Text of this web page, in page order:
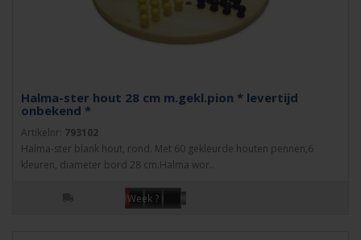
Halma-ster hout 28 cm m.gekl.pion * levertijd
onbekend *
Artikelnr: 793102
Halma-ster blank hout, rond. Met 60 gekleurde houten pennen,6
kleuren, diameter bord 28 cm.Halma wor..
Week ?